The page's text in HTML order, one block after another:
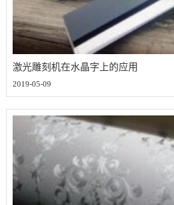
激光雕刻机在水晶字上的应用
2019-05-09